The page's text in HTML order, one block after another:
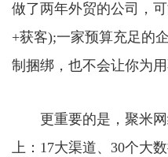
做了两年外贸的公司，
+获客);一家预算充足的
制捆绑，也不会让你为
更重要的是，聚米网
上：17大渠道、30个大